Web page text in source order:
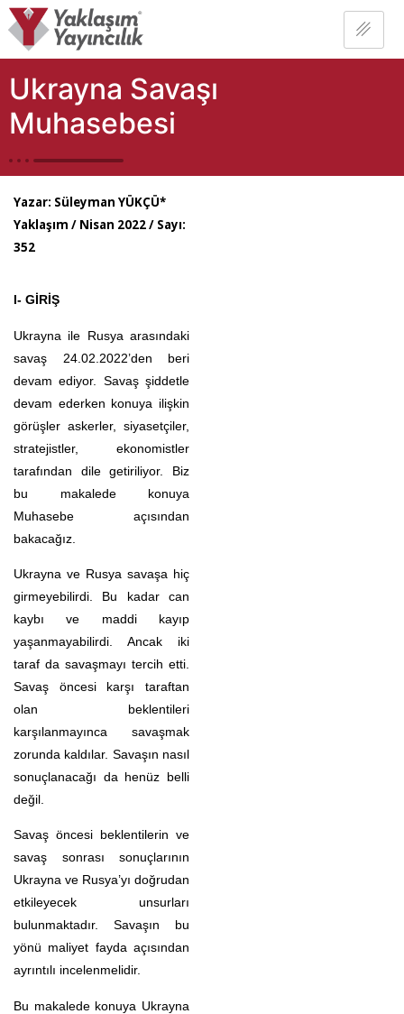
Ukrayna Savaşı
Muhasebesi
Yazar: Süleyman YÜKÇÜ*
Yaklaşım / Nisan 2022 / Sayı:
352
I- GİRİŞ
Ukrayna ile Rusya arasındaki
savaş 24.02.2022’den beri
devam ediyor. Savaş şiddetle
devam ederken konuya ilişkin
görüşler askerler, siyasetçiler,
stratejistler, ekonomistler
tarafından dile getiriliyor. Biz
bu makalede konuya
Muhasebe açısından
bakacağız.
Ukrayna ve Rusya savaşa hiç
girmeyebilirdi. Bu kadar can
kaybı ve maddi kayıp
yaşanmayabilirdi. Ancak iki
taraf da savaşmayı tercih etti.
Savaş öncesi karşı taraftan
olan beklentileri
karşılanmayınca savaşmak
zorunda kaldılar. Savaşın nasıl
sonuçlanacağı da henüz belli
değil.
Savaş öncesi beklentilerin ve
savaş sonrası sonuçlarının
Ukrayna ve Rusya’yı doğrudan
etkileyecek unsurları
bulunmaktadır. Savaşın bu
yönü maliyet fayda açısından
ayrıntılı incelenmelidir.
Bu makalede konuya Ukrayna